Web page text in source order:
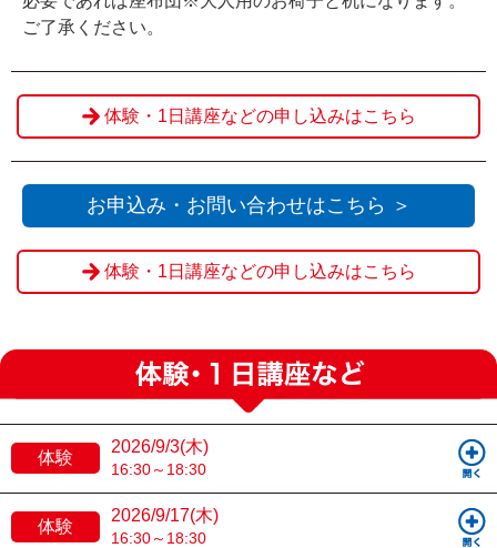
ご了承ください。
体験・1日講座などの申し込みはこちら
お申込み・お問い合わせはこちら ＞
体験・1日講座などの申し込みはこちら
体験
2026/9/3(木)
16:30～18:30
体験
2026/9/17(木)
16:30～18:30